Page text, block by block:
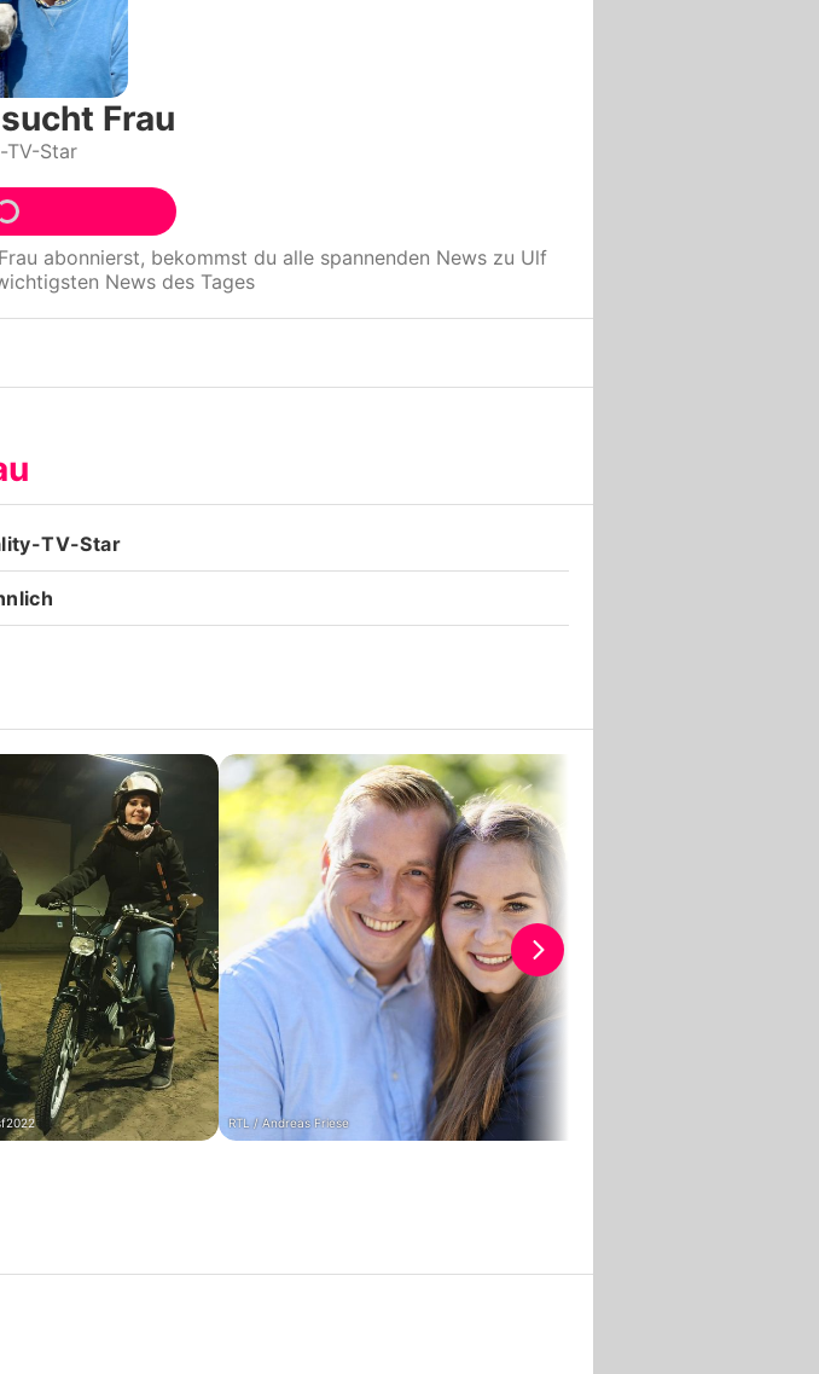
Exklusiv
PromiflashFrau
TV-Star
abonnierst, bekommst du alle spannenden News zu Ulf
News des Tages
TV-Star
RTL / Andreas Friese